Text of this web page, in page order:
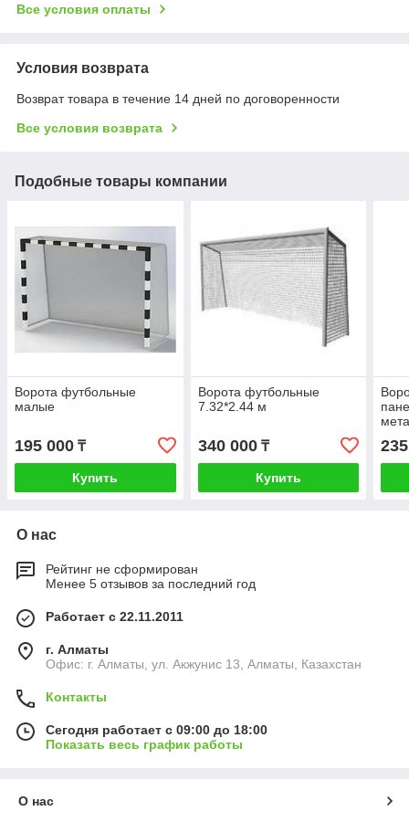
Все условия оплаты
Условия возврата
Возврат товара в течение 14 дней по договоренности
Все условия возврата
Подобные товары компании
Ворота футбольные
малые
195 000 ₸
Купить
Ворота футбольные
7.32*2.44 м
340 000₸
Купить
О нас
Рейтинг не сформирован
Менее 5 отзывов за последний год
Работает с 22.11.2011
г. Алматы
Офис: г. Алматы, ул. Акжунис 13, Алматы, Казахстан
Контакты
Сегодня работает с 09:00 до 18:00
Показать весь график работы
О нас